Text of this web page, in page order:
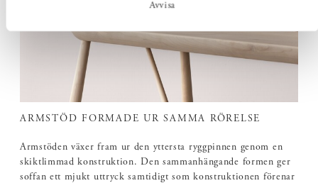
Avvisa
ARMSTÖD FORMADE UR SAMMA RÖRELSE
Armstöden växer fram ur den yttersta ryggpinnen genom en
skiktlimmad konstruktion. Den sammanhängande formen ger
soffan ett mjukt uttryck samtidigt som konstruktionen förenar